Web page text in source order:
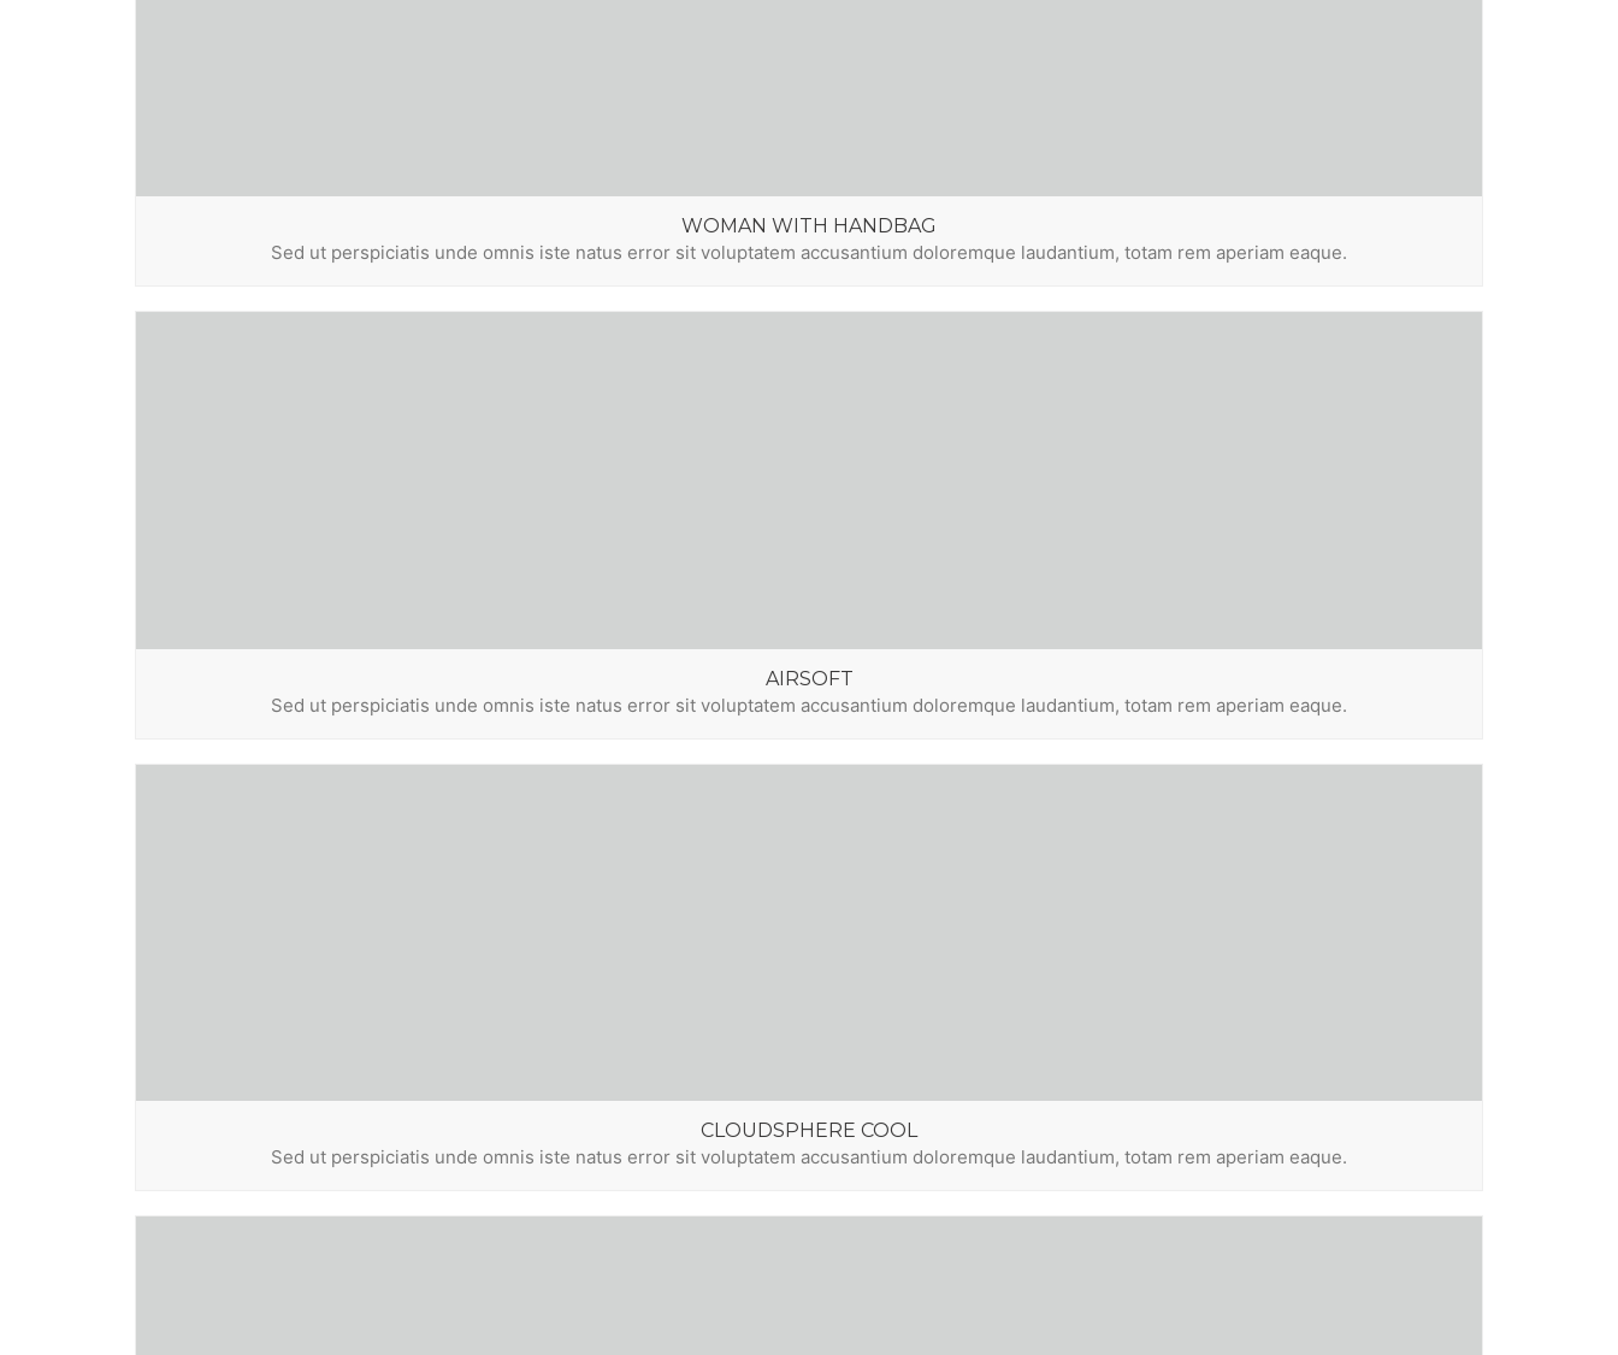
WOMAN WITH HANDBAG
Sed ut perspiciatis unde omnis iste natus error sit voluptatem accusantium doloremque laudantium, totam rem aperiam eaque.
AIRSOFT
Sed ut perspiciatis unde omnis iste natus error sit voluptatem accusantium doloremque laudantium, totam rem aperiam eaque.
CLOUDSPHERE COOL
Sed ut perspiciatis unde omnis iste natus error sit voluptatem accusantium doloremque laudantium, totam rem aperiam eaque.